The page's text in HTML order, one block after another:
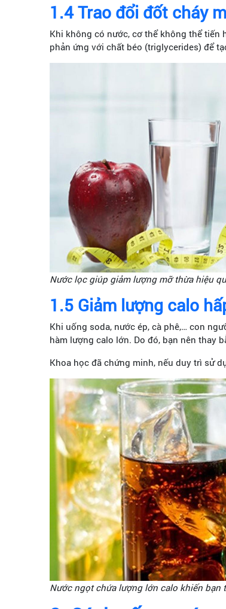
1.4 Trao đổi đốt cháy
Khi không có nước, cơ thể không thể tiến
phản ứng với chất béo (triglycerides) để
Nước lọc giúp giảm lượng mỡ thừa hiệu
1.5 Giảm lượng calo
Khi uống soda, nước ép, cà phê,… con
hàm lượng calo lớn. Do đó, bạn nên thay
Khoa học đã chứng minh, nếu duy trì sử
Nước ngọt chứa lượng lớn calo khiến bạn